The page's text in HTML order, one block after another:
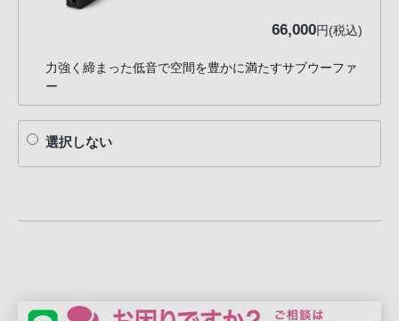
66,000円(税込)
力強く締まった低音で空間を豊かに満たすサブウーファ
ー
選択しない